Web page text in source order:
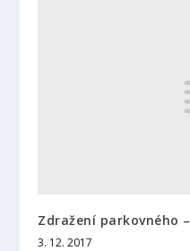
Zdražení parkovného
3. 12. 2017